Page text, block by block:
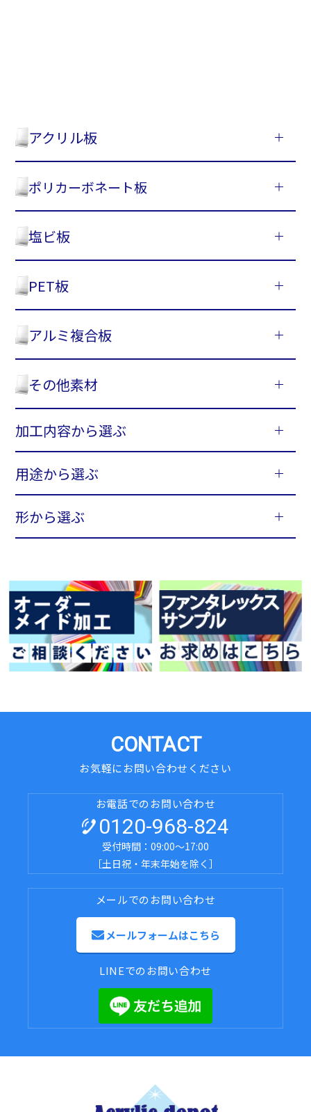
アクリル板
ポリカーボネート板
塩ビ板
PET板
アルミ複合板
その他素材
加工内容から選ぶ
用途から選ぶ
形から選ぶ
CONTACT
お気軽にお問い合わせください
お電話でのお問い合わせ
0120-968-824
受付時間：09:00～17:00
［土日祝・年末年始を除く］
メールでのお問い合わせ
メールフォームはこちら
LINEでのお問い合わせ